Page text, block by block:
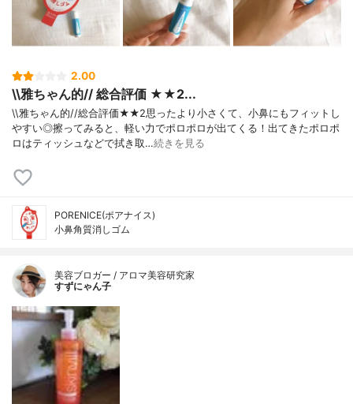
2.00
\\雅ちゃん的// 総合評価 ★★2...
\\雅ちゃん的//総合評価★★2思ったより小さくて、小鼻にもフィットし
やすい◎擦ってみると、軽い力でポロポロが出てくる！出てきたポロポ
ロはティッシュなどで拭き取…続きを見る
PORENICE(ポアナイス)
小鼻角質消しゴム
美容ブロガー / アロマ美容研究家
すずにゃん子